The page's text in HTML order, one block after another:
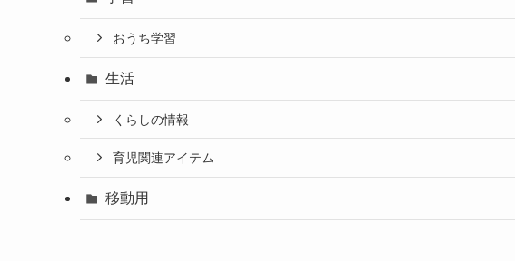
おうち学習
生活
くらしの情報
育児関連アイテム
移動用